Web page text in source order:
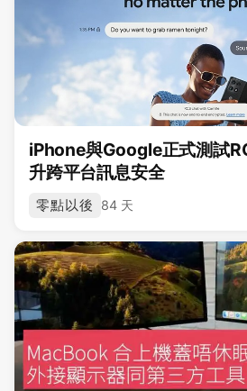
iPhone與Google正式測試
升跨平台訊息安全
零點以後 84 天